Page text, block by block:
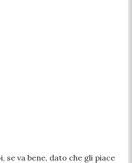
se va bene, dato che gli piace